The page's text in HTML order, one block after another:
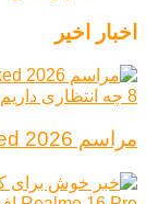
اخبار اخیر
مراسم Galaxy Unpacked 2026